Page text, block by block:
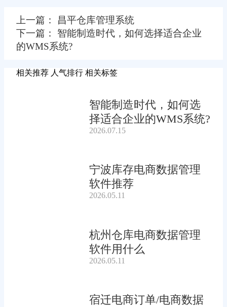
上一篇： 昌平仓库管理系统
下一篇： 智能制造时代，如何选择适合企业
的WMS系统?
相关推荐 人气排行 相关标签
智能制造时代，如何选
择适合企业的WMS系统?
2026.07.15
宁波库存电商数据管理
软件推荐
2026.05.11
杭州仓库电商数据管理
软件用什么
2026.05.11
宿迁电商订单/电商数据